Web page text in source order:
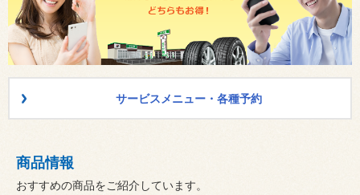
サービスメニュー・各種予約
商品情報
おすすめの商品をご紹介しています。